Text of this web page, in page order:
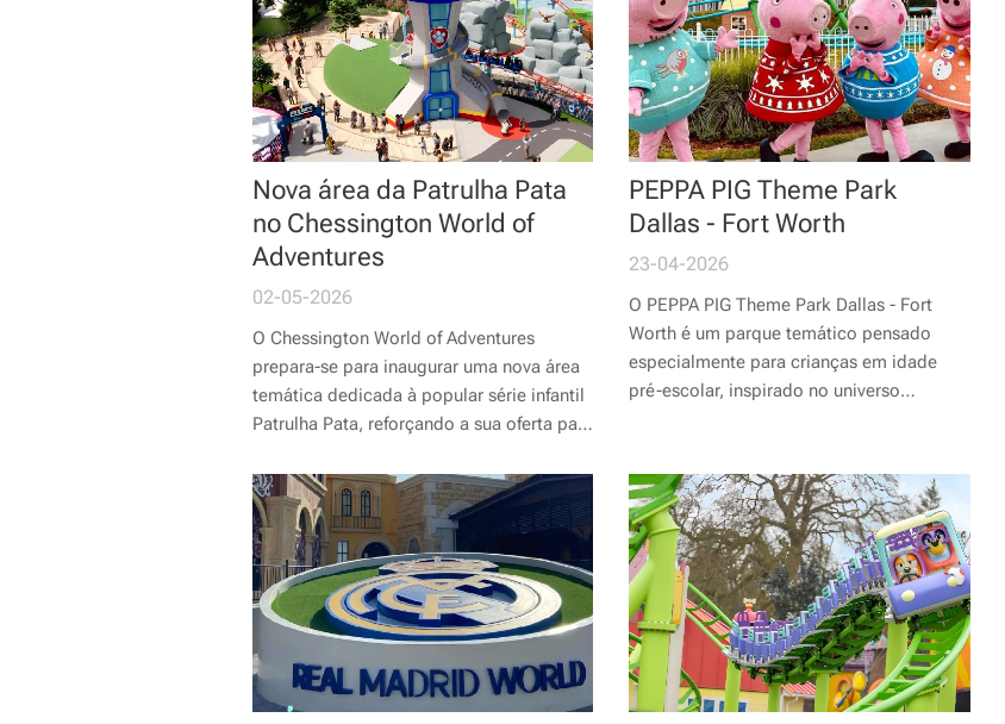
imersivas, que reforçam a oferta de
entretenimento do...
Nova área da Patrulha Pata
no Chessington World of
Adventures
02-05-2026
O Chessington World of Adventures
prepara-se para inaugurar uma nova área
temática dedicada à popular série infantil
Patrulha Pata, reforçando a sua oferta para
PEPPA PIG Theme Park
Dallas - Fort Worth
23-04-2026
O PEPPA PIG Theme Park Dallas - Fort
Worth é um parque temático pensado
especialmente para crianças em idade
pré-escolar, inspirado no universo